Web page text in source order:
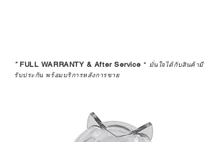
*FULL WARRANTY & After Service * มั่นใจได้กับสินค้ามี
รับประกัน พร้อมบริการหลังการขาย